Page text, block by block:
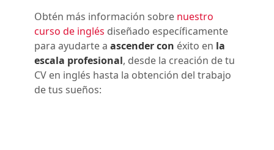
Obtén más información sobre nuestro
curso de inglés diseñado específicamente
para ayudarte a ascender con éxito en la
escala profesional, desde la creación de tu
CV en inglés hasta la obtención del trabajo
de tus sueños: